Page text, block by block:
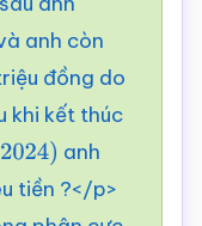
anh còn
đồng do
khi kết thúc
2024) anh
tiền ?</p>